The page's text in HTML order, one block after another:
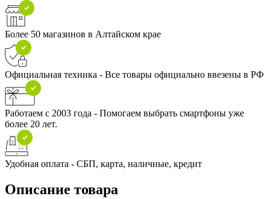
Более 50 магазинов в Алтайском крае
Официальная техника - Все товары официально ввезены в РФ
Работаем с 2003 года - Помогаем выбрать смартфоны уже
более 20 лет.
Удобная оплата - СБП, карта, наличные, кредит
Описание товара